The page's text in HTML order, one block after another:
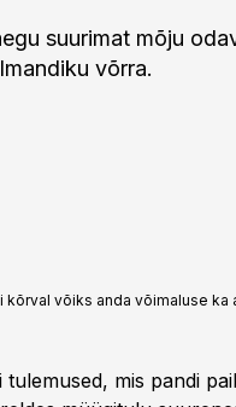
suurimat mõju
võrra.
võiks anda võimaluse
mis pandi